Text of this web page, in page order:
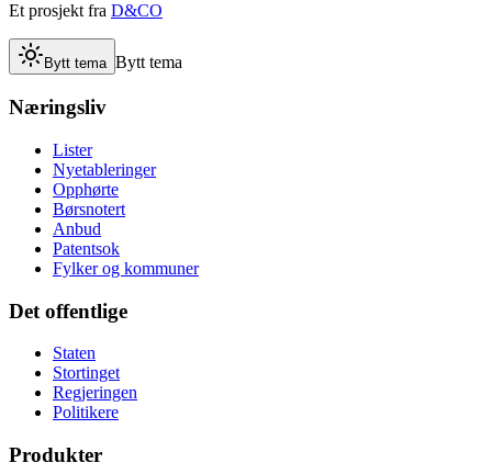
Et prosjekt fra D&CO
Bytt tema Bytt tema
Næringsliv
Lister
Nyetableringer
Opphørte
Børsnotert
Anbud
Patentsok
Fylker og kommuner
Det offentlige
Staten
Stortinget
Regjeringen
Politikere
Produkter